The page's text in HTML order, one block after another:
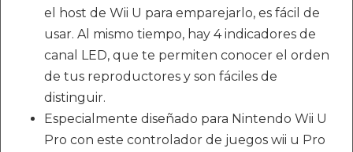
el host de Wii U para emparejarlo, es fácil de
usar. Al mismo tiempo, hay 4 indicadores de
canal LED, que te permiten conocer el orden
de tus reproductores y son fáciles de
distinguir.
Especialmente diseñado para Nintendo Wii U
Pro con este controlador de juegos wii u Pro